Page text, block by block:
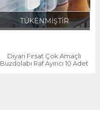
TÜKENMİŞTİR
Diyarı Fırsat Çok Amaçlı
Buzdolabı Raf Ayırıcı 10 Adet